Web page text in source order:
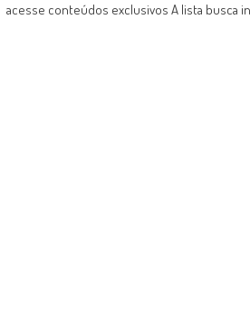
acesse conteúdos exclusivos A lista busca